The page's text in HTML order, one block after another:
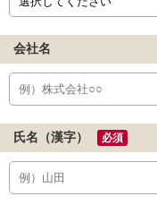
会社名
氏名（漢字） 必須